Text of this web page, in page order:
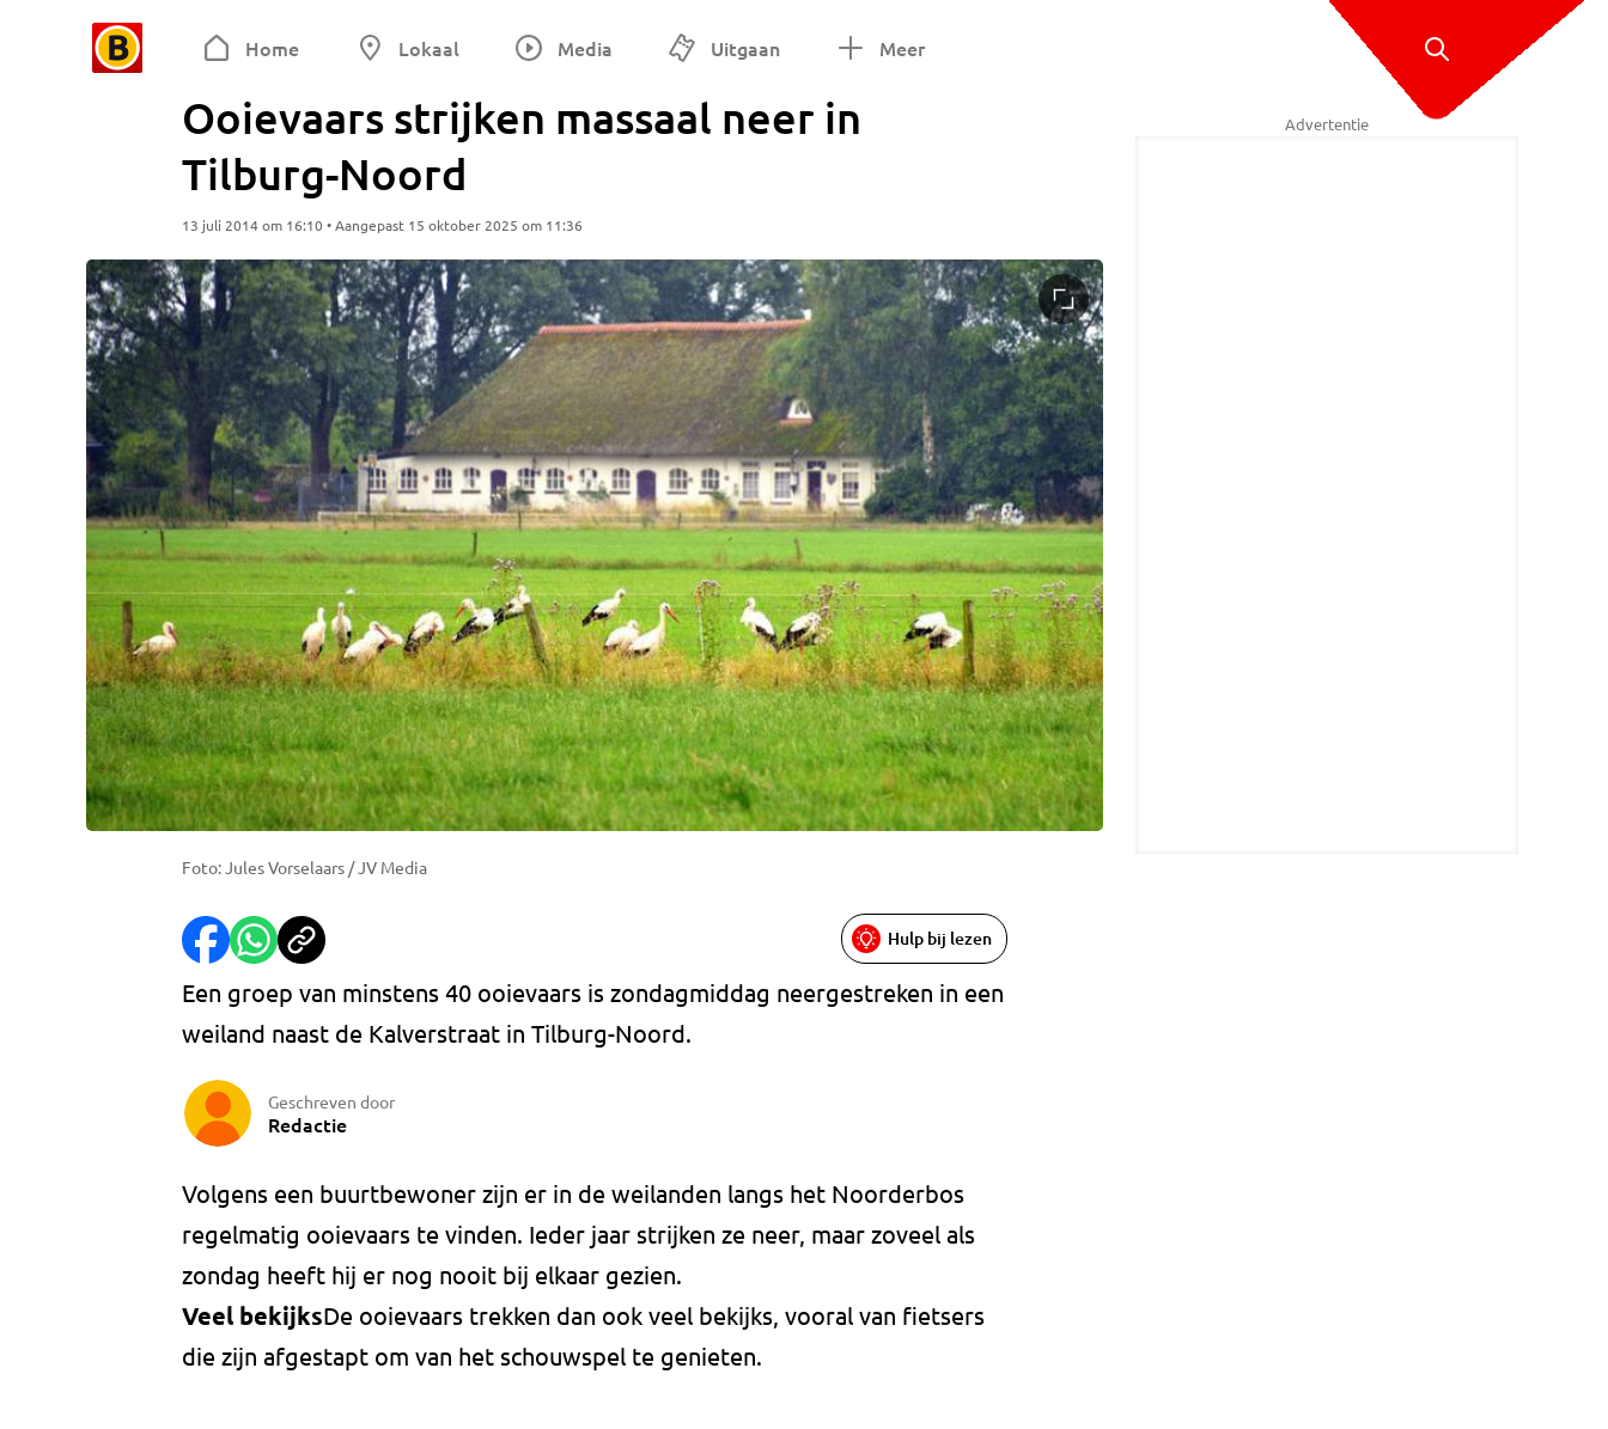
Home Lokaal Media Uitgaan Meer
Ooievaars strijken massaal neer in
Tilburg-Noord
13 juli 2014 om 16:10 • Aangepast 15 oktober 2025 om 11:36
Foto: Jules Vorselaars / JV Media
Hulp bij lezen
Een groep van minstens 40 ooievaars is zondagmiddag neergestreken in een
weiland naast de Kalverstraat in Tilburg-Noord.
Geschreven door
Redactie
Volgens een buurtbewoner zijn er in de weilanden langs het Noorderbos
regelmatig ooievaars te vinden. Ieder jaar strijken ze neer, maar zoveel als
zondag heeft hij er nog nooit bij elkaar gezien.
Veel bekijksDe ooievaars trekken dan ook veel bekijks, vooral van fietsers
die zijn afgestapt om van het schouwspel te genieten.
Advertentie